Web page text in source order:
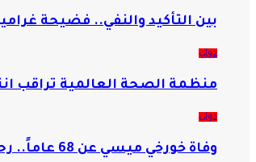
بين التأكيد والنفي.. فضيحة
دولي
منظمة الصحة العالمية تراقب
دولي
وفاة خورخي ميسي عن 68 عاماً.. رحيل الرجل الذي رافق نجله في مسيرته التاريخية